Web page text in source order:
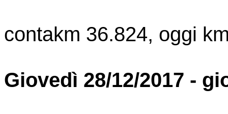
contakm 36.824, oggi
Giovedì 28/12/2017 -